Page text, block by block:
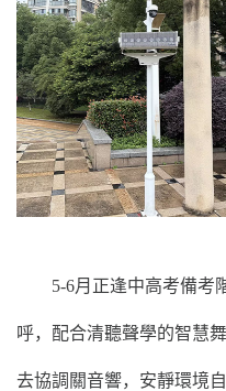
5-6月正逢中高考備考
呼，配合清聽聲學的智慧
去協調關音響，安靜環境自